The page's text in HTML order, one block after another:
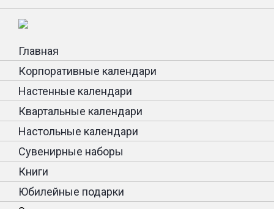
Главная
Корпоративные календари
Настенные календари
Квартальные календари
Настольные календари
Сувенирные наборы
Книги
Юбилейные подарки